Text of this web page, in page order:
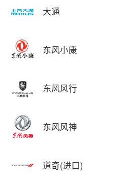
大通
东风小康
东风风行
东风风神
道奇(进口)